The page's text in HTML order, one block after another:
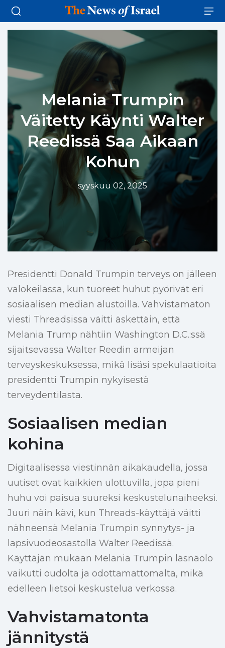
Melania Trumpin
Väitetty Käynti Walter
Reedissä Saa Aikaan
Kohun
syyskuu 02, 2025
Presidentti Donald Trumpin terveys on jälleen
valokeilassa, kun tuoreet huhut pyörivät eri
sosiaalisen median alustoilla. Vahvistamaton
viesti Threadsissa väitti äskettäin, että
Melania Trump nähtiin Washington D.C.:ssä
sijaitsevassa Walter Reedin armeijan
terveyskeskuksessa, mikä lisäsi spekulaatioita
presidentti Trumpin nykyisestä
terveydentilasta.
Sosiaalisen median
kohina
Digitaalisessa viestinnän aikakaudella, jossa
uutiset ovat kaikkien ulottuvilla, jopa pieni
huhu voi paisua suureksi keskustelunaiheeksi.
Juuri näin kävi, kun Threads-käyttäjä väitti
nähneensä Melania Trumpin synnytys- ja
lapsivuodeosastolla Walter Reedissä.
Käyttäjän mukaan Melania Trumpin läsnäolo
vaikutti oudolta ja odottamattomalta, mikä
edelleen lietsoi keskustelua verkossa.
Vahvistamatonta
jännitystä